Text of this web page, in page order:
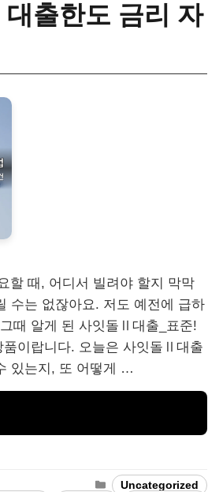
출한도 금리 자
할 때, 어디서 빌려야 할지 막막
수는 없잖아요. 저도 예전에 급하
때 알게 된 사잇돌Ⅱ대출_표준!
품이랍니다. 오늘은 사잇돌Ⅱ대출
있는지, 또 어떻게 …
Categories
Uncategorized